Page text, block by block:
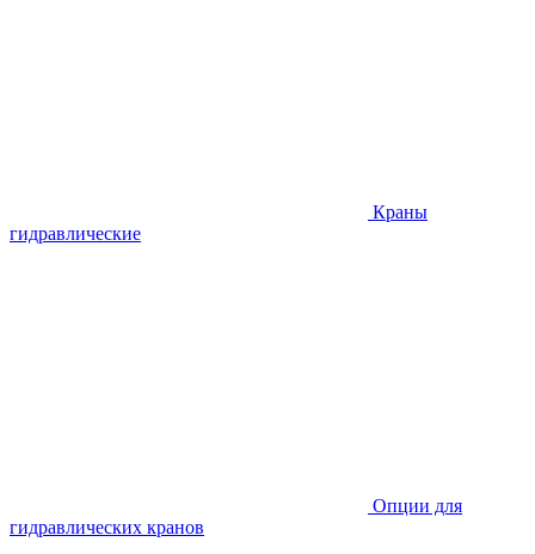
Краны
гидравлические
Опции для
гидравлических кранов